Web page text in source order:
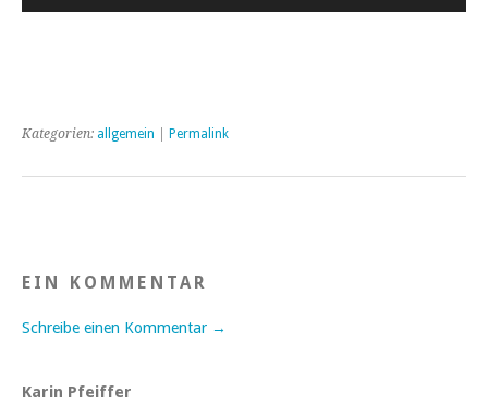
Kategorien: allgemein Permalink
EIN KOMMENTAR
Schreibe einen Kommentar →
Karin Pfeiffer